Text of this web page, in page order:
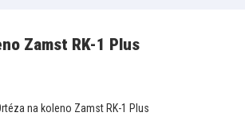
Zamst RK-1 Plus